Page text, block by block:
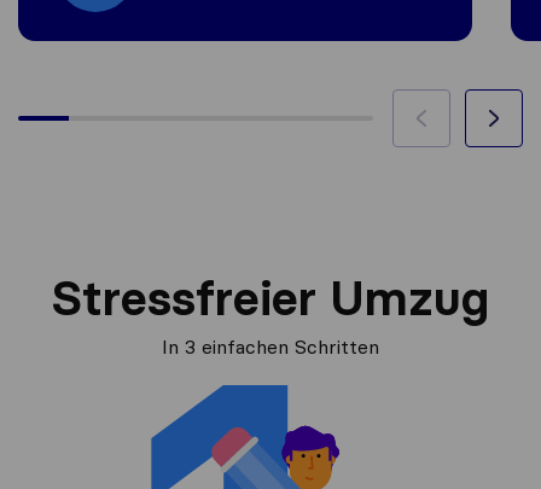
Stressfreier Umzug
In 3 einfachen Schritten